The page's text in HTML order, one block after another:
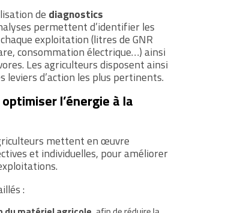
de diagnostics
permettent d’identifier les
exploitation (litres de GNR
consommation électrique…) ainsi
Les agriculteurs disposent ainsi
leviers d’action les plus pertinents.
l’énergie à la
mettent en œuvre
et individuelles, pour améliorer
: